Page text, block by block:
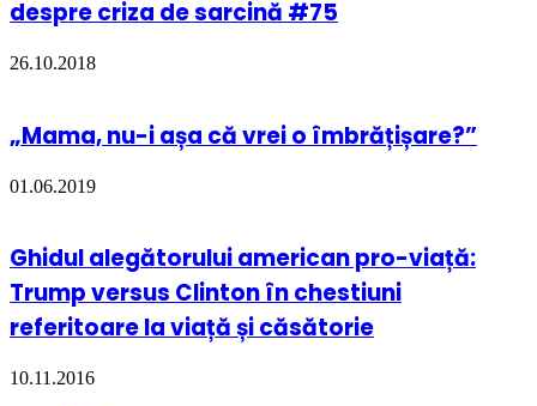
despre criza de sarcină #75
26.10.2018
„Mama, nu-i așa că vrei o îmbrățișare?”
01.06.2019
Ghidul alegătorului american pro-viață:
Trump versus Clinton în chestiuni
referitoare la viață și căsătorie
10.11.2016